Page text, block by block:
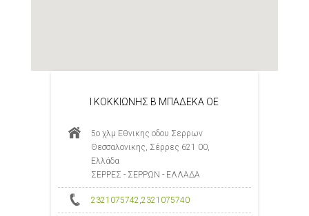
Ι ΚΟΚΚΙΩΝΗΣ Β ΜΠΑΔΕΚΑ ΟΕ
5ο χλμ Εθνικης οδου Σερρων
Θεσσαλονικης, Σέρρες 621 00,
Ελλάδα
ΣΕΡΡΕΣ - ΣΕΡΡΩΝ - ΕΛΛΑΔΑ
2321075742,2321075740